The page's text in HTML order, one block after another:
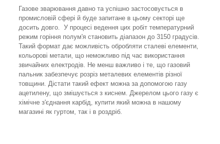
Газове зварювання давно та успішно застосовується в
промисловій сфері й буде запитане в цьому секторі ще
досить довго. У процесі ведення цих робіт температурний
режим горіння полум'я становить діапазон до 3150 градусів.
Такий формат дає можливість обробляти сталеві елементи,
кольорові метали, що неможливо під час використання
звичайних електродів. Не менш важливо і те, що газовий
пальник забезпечує розріз металевих елементів різної
товщини. Дістати такий ефект можна за допомогою газу
ацетилену, що змішується з киснем. Джерелом цього газу є
хімічне з'єднання карбід, купити який можна в нашому
магазині як гуртом, так і в роздріб.